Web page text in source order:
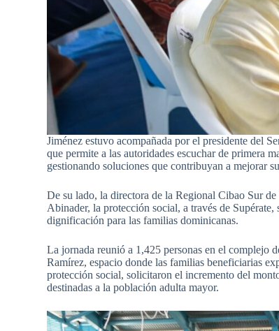
Jiménez estuvo acompañada por el presidente del
que permite a las autoridades escuchar de primera
gestionando soluciones que contribuyan a mejorar
De su lado, la directora de la Regional Cibao Sur
Abinader, la protección social, a través de
dignificación para las familias dominicanas.
La jornada reunió a 1,425 personas en el
Ramírez, espacio donde las familias beneficiarias
protección social, solicitaron el incremento del
destinadas a la población adulta mayor.